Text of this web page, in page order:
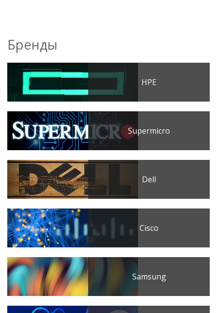
Бренды
HPE
Supermicro
Dell
Cisco
Samsung